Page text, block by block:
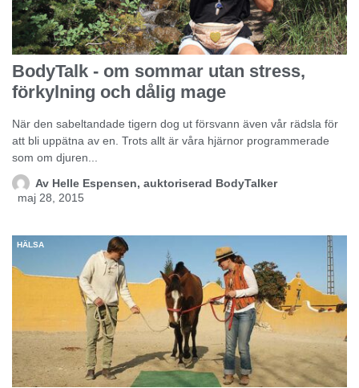
BodyTalk - om sommar utan stress,
förkylning och dålig mage
När den sabeltandade tigern dog ut försvann även vår rädsla för
att bli uppätna av en. Trots allt är våra hjärnor programmerade
som om djuren...
Av Helle Espensen, auktoriserad BodyTalker
maj 28, 2015
HÄLSA